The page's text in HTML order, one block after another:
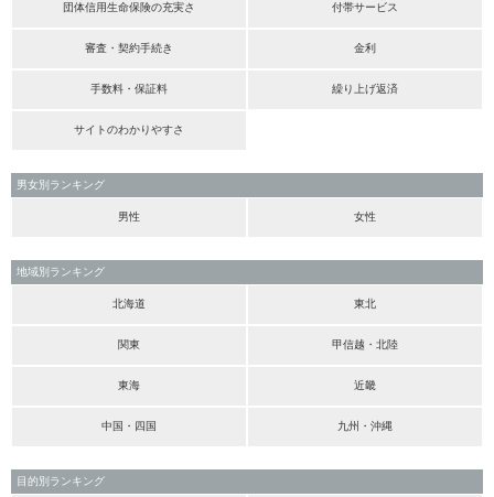
団体信用生命保険の充実さ 付帯サービス
審査・契約手続き 金利
手数料・保証料 繰り上げ返済
サイトのわかりやすさ
男女別ランキング
男性 女性
地域別ランキング
北海道 東北
関東 甲信越・北陸
東海 近畿
中国・四国 九州・沖縄
目的別ランキング